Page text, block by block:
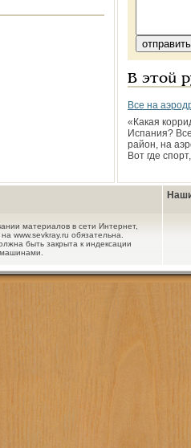
В этой
Все на
«Какая
Испания?
район, на
Вот где
материалов в сети Интернет,
www.sevkray.ru обязательна.
быть закрыта к индексации